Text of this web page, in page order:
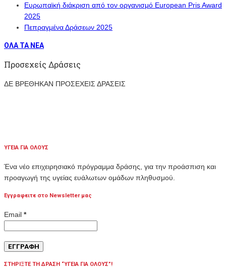
Ευρωπαϊκή διάκριση από τον οργανισμό European Pris Award
2025
Πεπραγμένα Δράσεων 2025
ΟΛΑ ΤΑ ΝΕΑ
Προσεχείς Δράσεις
ΔΕ ΒΡΕΘΗΚΑΝ ΠΡΟΣΕΧΕΙΣ ΔΡΑΣΕΙΣ
ΥΓΕΙΑ ΓΙΑ ΟΛΟΥΣ
Ένα νέο επιχειρησιακό πρόγραμμα δράσης, για την προάσπιση και
προαγωγή της υγείας ευάλωτων ομάδων πληθυσμού.
Εγγραφειτε στο Newsletter μας
Email *
ΣΤΗΡΙΞΤΕ ΤΗ ΔΡΑΣΗ “ΥΓΕΙΑ ΓΙΑ ΟΛΟΥΣ”!